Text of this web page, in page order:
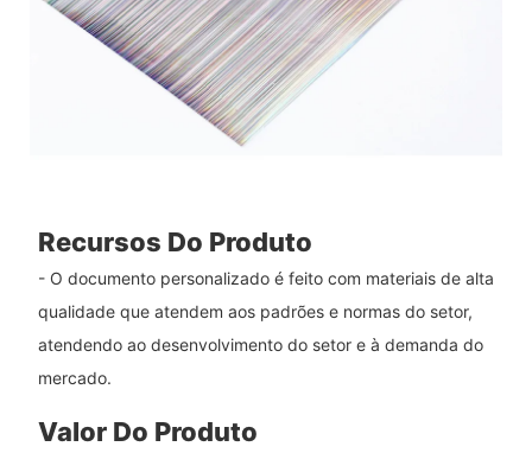
Recursos Do Produto
- O documento personalizado é feito com materiais de alta
qualidade que atendem aos padrões e normas do setor,
atendendo ao desenvolvimento do setor e à demanda do
mercado.
Valor Do Produto